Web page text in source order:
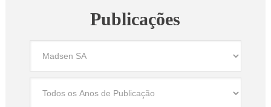
Publicações